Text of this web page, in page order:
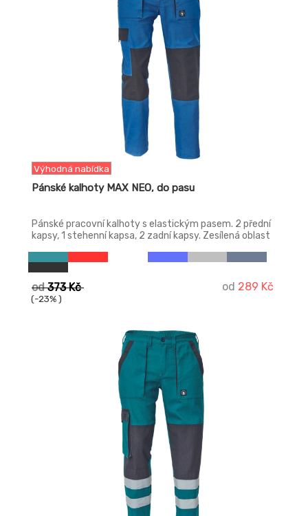
Výhodná nabídka
Pánské kalhoty MAX NEO, do pasu
Pánské pracovní kalhoty s elastickým pasem. 2 přední
kapsy, 1 stehenní kapsa, 2 zadní kapsy. Zesílená oblast
od373 Kč
(-23% )
od 289 Kč